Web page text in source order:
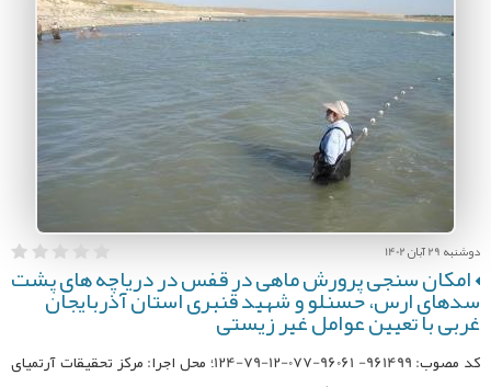
دوشنبه 29 آبان 1402
امکان سنجی پرورش ماهی در قفس در دریاچه های پشت
سدهای ارس، حسنلو و شهید قنبری استان آذربایجان
غربی با تعیین عوامل غیر زیستی
کد مصوب: 961499- 96061-077-12-79-124؛ محل اجرا: مركز تحقیقات آرتمیای